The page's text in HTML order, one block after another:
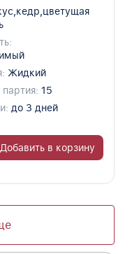
Жидкий
15
до 3 дней
Добавить в корзину